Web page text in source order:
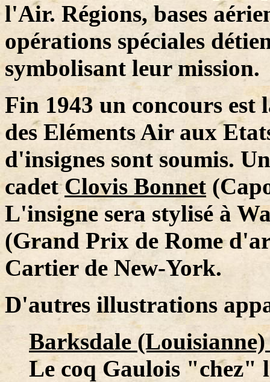
l'Air. Régions, bases
opérations spéciales
symbolisant leur mission.
Fin 1943 un concours est
des Eléments Air aux
d'insignes sont soumis.
cadetClovis Bonnet
L'insigne sera stylisé à
(Grand Prix de Rome
Cartier de New-York.
D'autres illustrations
Barksdale
Le coq Gaulois "chez"